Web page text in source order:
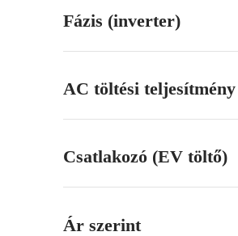
Fázis (inverter)
AC töltési
Csatlakozó (EV töltő)
Ár szerint